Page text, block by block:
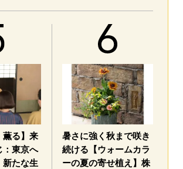
薫る】来
：東京へ
新たな生
暑さに強く秋まで咲き
続ける【ウォームカラ
ーの夏の寄せ植え】株